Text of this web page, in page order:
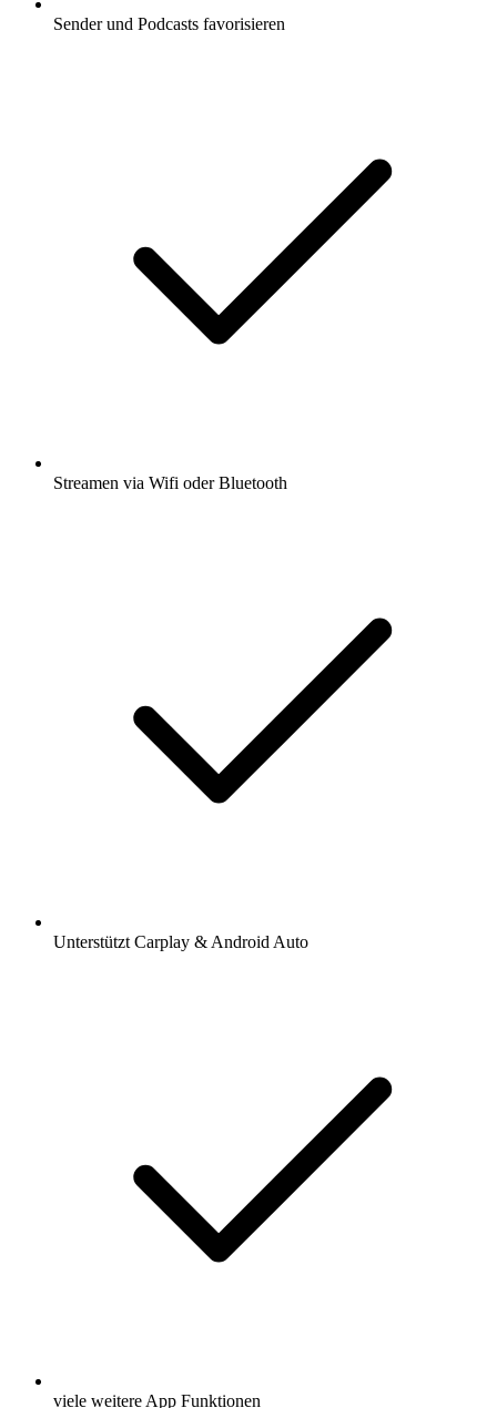
Sender und Podcasts favorisieren
Streamen via Wifi oder Bluetooth
Unterstützt Carplay & Android Auto
viele weitere App Funktionen